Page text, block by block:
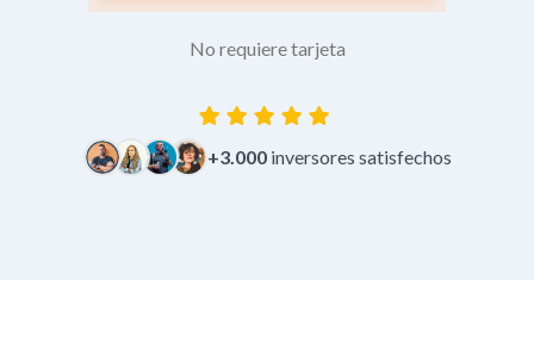
No requiere tarjeta
+3.000inversores satisfechos